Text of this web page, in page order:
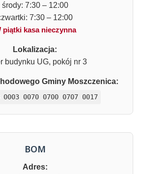
środy: 7:30 – 12:00
7:30 – 12:00
piątki kasa nieczynna
Lokalizacja:
budynku UG, pokój nr 3
Gminy Moszczenica:
0003 0070 0700 0707 0017
BOM
Adres: